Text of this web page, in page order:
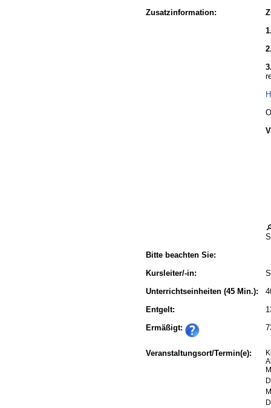
Zusatzinformation:
Bitte beachten Sie:
Kursleiter/-in:
Unterrichtseinheiten (45 Min.):
Entgelt:
Ermäßigt:
Veranstaltungsort/Termin(e):